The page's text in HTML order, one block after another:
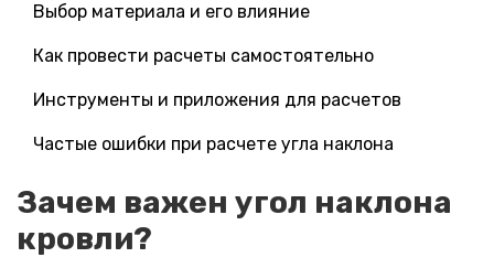
Выбор материала и его влияние
Как провести расчеты самостоятельно
Инструменты и приложения для расчетов
Частые ошибки при расчете угла наклона
Зачем важен угол наклона
кровли?